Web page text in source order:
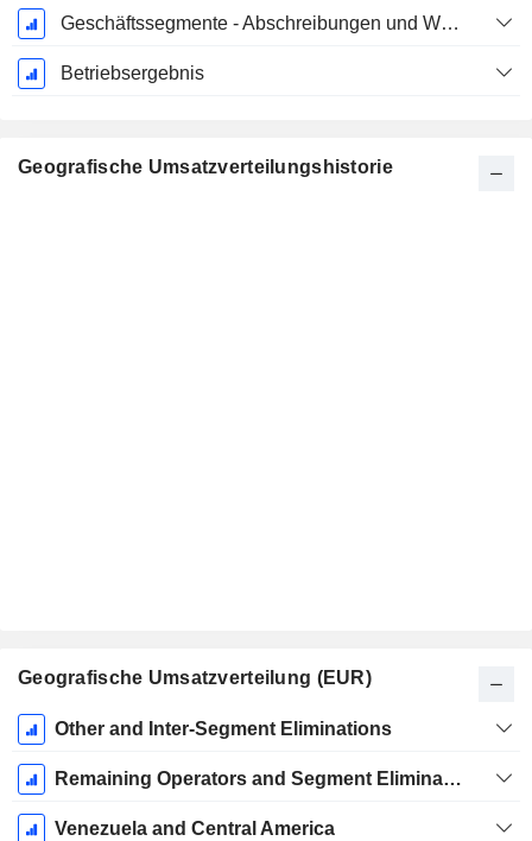
Geschäftssegmente - Abschreibungen und Wertminderungen
Betriebsergebnis
Geografische Umsatzverteilungshistorie
Geografische Umsatzverteilung (EUR)
Ende d.
Geschäftsjahres:
Dezember
Other and Inter-Segment Eliminations
Remaining Operators and Segment Eliminations
Venezuela and Central America